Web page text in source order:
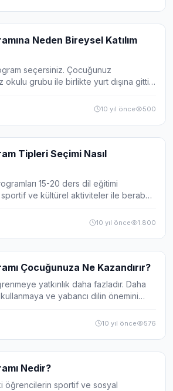
Neden Bireysel Katılım
seçersiniz. Çocuğunuz
grubu ile birlikte yurt dışına gittiği
gitmek is...
10 yıl önce 500
Tipleri Seçimi Nasıl
15-20 ders dil eğitimi
sportif ve kültürel aktiviteler ile beraber
ge...
10 yıl önce 1.800
Çocuğunuza Ne Kazandırır?
yatkınlık daha fazladır. Daha
ve yabancı dilin önemini
10 yıl önce 576
Nedir?
öğrencilerin sportif ve sosyal